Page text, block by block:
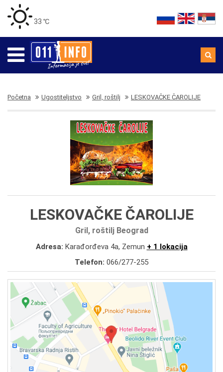
33 ℃
Početna Ugostiteljstvo Gril, roštilj LESKOVAČKE ČAROLIJE
LESKOVAČKE ČAROLIJE
Gril, roštilj Beograd
Adresa: Karađorđeva 4a, Zemun + 1 lokacija
Telefon: 066/277-255